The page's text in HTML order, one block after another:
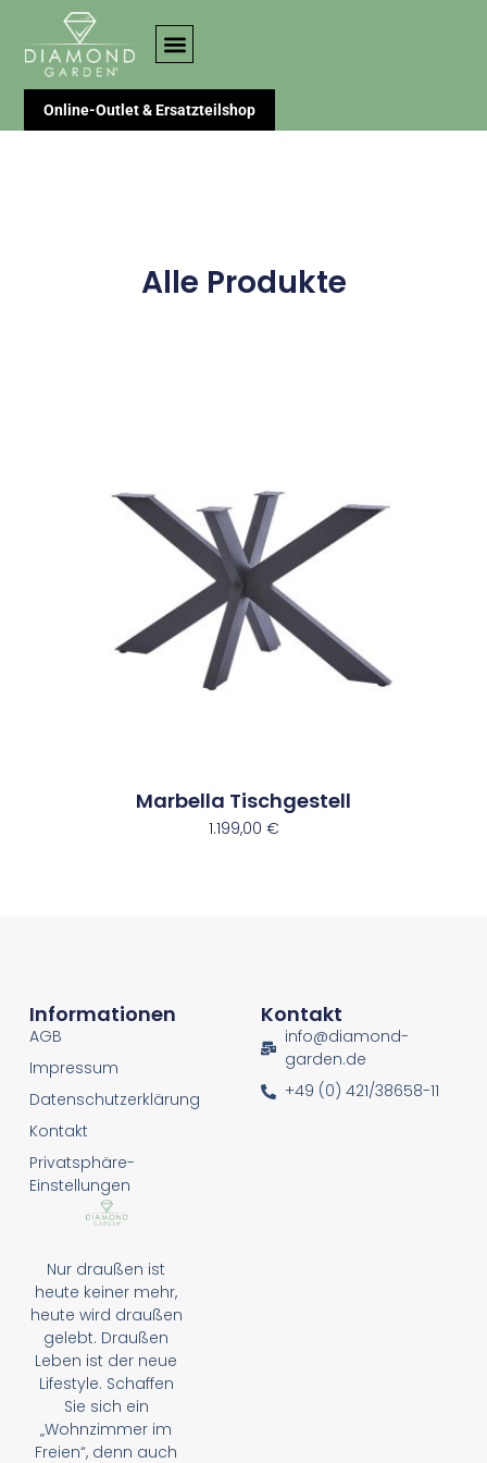
Online-Outlet & Ersatzteilshop
Alle Produkte
Marbella Tischgestell
1.199,00 €
Nur draußen ist
heute keiner mehr,
heute wird draußen
gelebt. Draußen
Leben ist der neue
Lifestyle. Schaffen
Sie sich ein
„Wohnzimmer im
Freien“, denn auch
Informationen
AGB
Impressum
Datenschutzerklärung
Kontakt
Privatsphäre-
Einstellungen
Kontakt
info@diamond-
garden.de
+49 (0) 421/38658-11